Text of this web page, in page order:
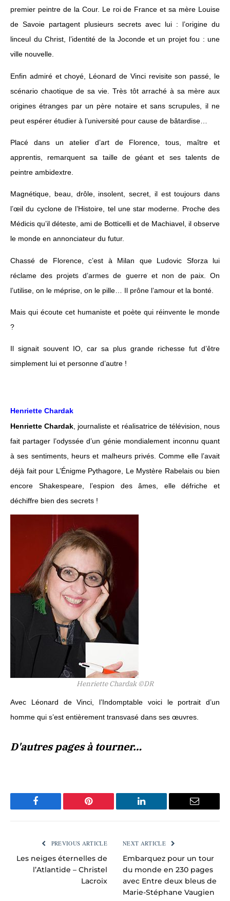
premier peintre de la Cour. Le roi de France et sa mère Louise
de Savoie partagent plusieurs secrets avec lui : l’origine du
linceul du Christ, l’identité de la Joconde et un projet fou : une
ville nouvelle.
Enfin admiré et choyé, Léonard de Vinci revisite son passé, le
scénario chaotique de sa vie. Très tôt arraché à sa mère aux
origines étranges par un père notaire et sans scrupules, il ne
peut espérer étudier à l’université pour cause de bâtardise…
Placé dans un atelier d’art de Florence, tous, maître et
apprentis, remarquent sa taille de géant et ses talents de
peintre ambidextre.
Magnétique, beau, drôle, insolent, secret, il est toujours dans
l’œil du cyclone de l’Histoire, tel une star moderne. Proche des
Médicis qu’il déteste, ami de Botticelli et de Machiavel, il observe
le monde en annonciateur du futur.
Chassé de Florence, c’est à Milan que Ludovic Sforza lui
réclame des projets d’armes de guerre et non de paix. On
l’utilise, on le méprise, on le pille… Il prône l’amour et la bonté.
Mais qui écoute cet humaniste et poète qui réinvente le monde
?
Il signait souvent IO, car sa plus grande richesse fut d’être
simplement lui et personne d’autre !
Henriette Chardak
Henriette Chardak , journaliste et réalisatrice de télévision, nous
fait partager l’odyssée d’un génie mondialement inconnu quant
à ses sentiments, heurs et malheurs privés. Comme elle l’avait
déjà fait pour L’Énigme Pythagore, Le Mystère Rabelais ou bien
encore Shakespeare, l’espion des âmes, elle défriche et
déchiffre bien des secrets !
Henriette Chardak ©DR
Avec Léonard de Vinci, l’Indomptable voici le portrait d’un
homme qui s’est entièrement transvasé dans ses œuvres.
D'autres pages à tourner…
Facebook Pinterest LinkedIn Email
PREVIOUS ARTICLE
Les neiges éternelles de
l’Atlantide – Christel
Lacroix
NEXT ARTICLE
Embarquez pour un tour
du monde en 230 pages
avec Entre deux bleus de
Marie-Stéphane Vaugien